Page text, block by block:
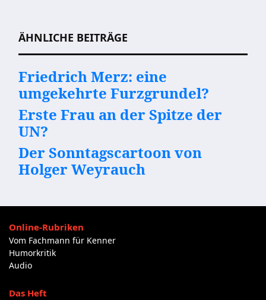
ÄHNLICHE BEITRÄGE
Friedrich Merz: eine
umgekehrte Furzgrundel?
Erste Frau an der Spitze der
UN?
Der Sonntagscartoon von
Holger Weyrauch
Online-Rubriken
Vom Fachmann für Kenner
Humorkritik
Audio
Das Heft